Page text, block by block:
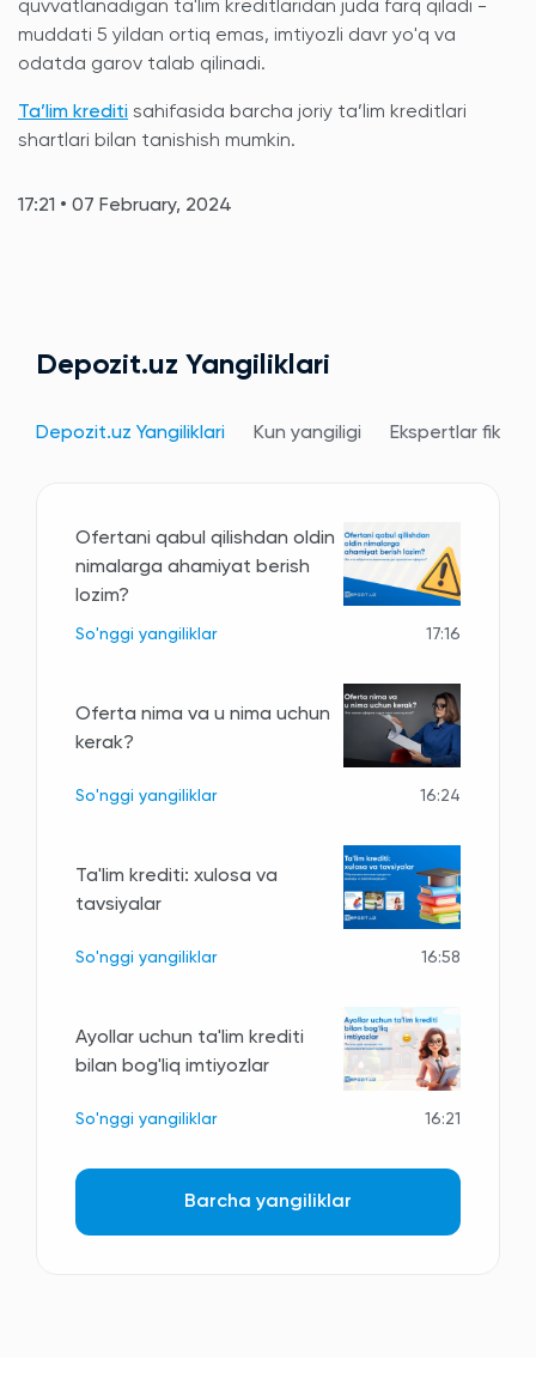
quvvatlanadigan ta'lim kreditlaridan juda farq qiladi -
muddati 5 yildan ortiq emas, imtiyozli davr yo'q va
odatda garov talab qilinadi.
Ta’lim krediti sahifasida barcha joriy ta’lim kreditlari
shartlari bilan tanishish mumkin.
17:21 • 07 February, 2024
Depozit.uz Yangiliklari
Depozit.uz Yangiliklari Kun yangiligi Ekspertlar fikri
Ofertani qabul qilishdan oldin
nimalarga ahamiyat berish
lozim?
So'nggi yangiliklar 17:16
Oferta nima va u nima uchun
kerak?
So'nggi yangiliklar 16:24
Ta'lim krediti: xulosa va
tavsiyalar
So'nggi yangiliklar 16:58
Ayollar uchun ta'lim krediti
bilan bog'liq imtiyozlar
So'nggi yangiliklar 16:21
Barcha yangiliklar